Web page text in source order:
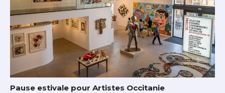
Pause estivale pour Artistes Occitanie